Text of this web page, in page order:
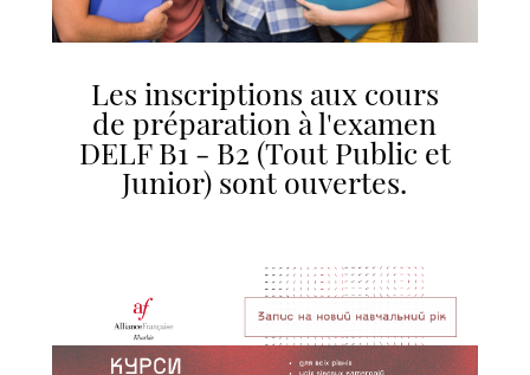
Les inscriptions aux cours
de préparation à l'examen
DELF B1 - B2 (Tout Public et
Junior) sont ouvertes.